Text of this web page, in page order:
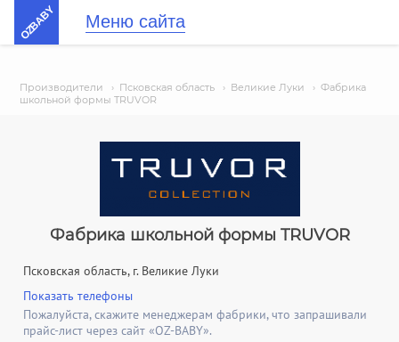
OZBABY Меню сайта
Производители › Псковская область › Великие Луки › Фабрика
школьной формы TRUVOR
Фабрика школьной формы TRUVOR
Псковская область, г. Великие Луки
Показать телефоны
Пожалуйста, скажите менеджерам фабрики, что запрашивали
прайс-лист через сайт «OZ-BABY».